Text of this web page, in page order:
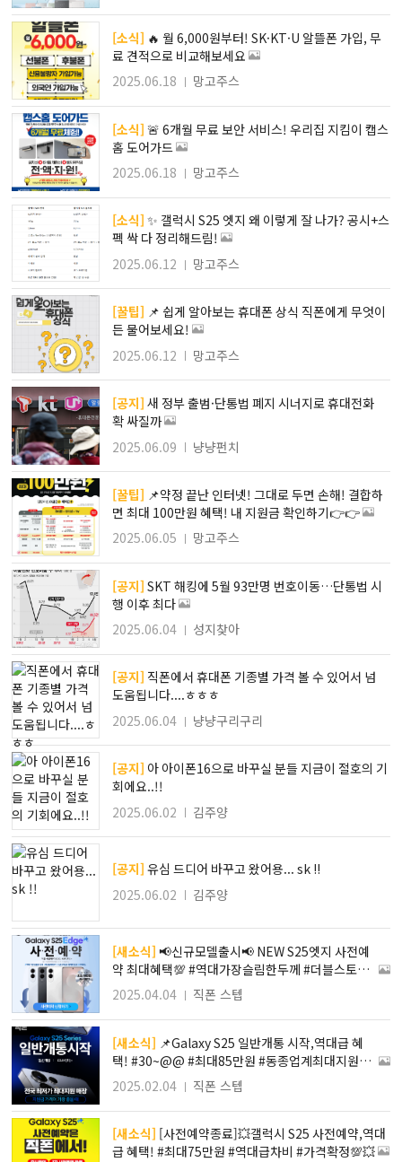
[소식]
료 견적으로 비교해보세요
2025.06.18
망고주스
[소식] 🚨 6개월 무료 보안 서비스! 우리집 지킴이 캡스
홈 도어가드
2025.06.18
망고주스
[소식] ✨ 갤럭시 S25 엣지 왜 이렇게 잘 나가? 공시+스
펙 싹 다 정리해드림!
2025.06.12
망고주스
[꿀팁]
든 물어보세요!
2025.06.12
망고주스
[공지] 새 정부 출범·단통법 폐지 시너지로 휴대전화
확 싸질까
2025.06.09
냥냥펀치
[꿀팁]
면 최대 100만원 혜택! 내 지원금 확인하기👉👉
2025.06.05
망고주스
[공지] SKT 해킹에 5월 93만명 번호이동…단통법 시
행 이후 최다
2025.06.04
성지찾아
[공지]
도움됩니다....ㅎㅎㅎ
2025.06.04
냥냥구리구리
[공지]
회에요..!!
2025.06.02
김주양
[공지] 유심 드디어 바꾸고 왔어용... sk !!
2025.06.02
김주양
[새소식] 📢신규모델출시📢 NEW S25엣지 사전예
약 최대혜택💯 #역대가장슬림한두께 #더블스토리
지 #비밀지원금💸💸
2025.04.04 직폰 스텝
[새소식]
택! #30~@@ #최대85만원 #동종업계최대지원금
#역대급차비 💯‼️
2025.02.04 직폰 스텝
[새소식]
급 혜택! #최대75만원 #역대급차비 #가격확정💯💥